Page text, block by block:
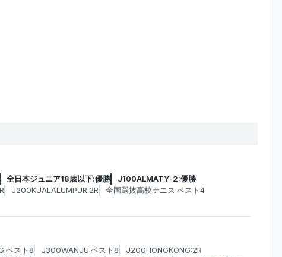
全日本ジュニア18歳以下:優勝
J100ALMATY-2:優勝
J200KUALALUMPUR:2R
全国選抜高校テニス:ベスト4
ベスト8 J300WANJU:ベスト8
J200HONGKONG:2R